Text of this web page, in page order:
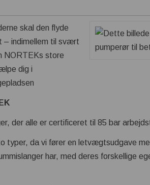
skal den flyde
– indimellem til svært
NORTEKs store
dig i
der alle er certificeret til 85 bar
typer, da vi fører en letvægtsudgave
har, med deres forskellige